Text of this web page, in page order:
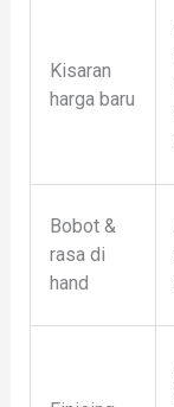
Kisaran
harga baru
Bobot &
rasa di
hand